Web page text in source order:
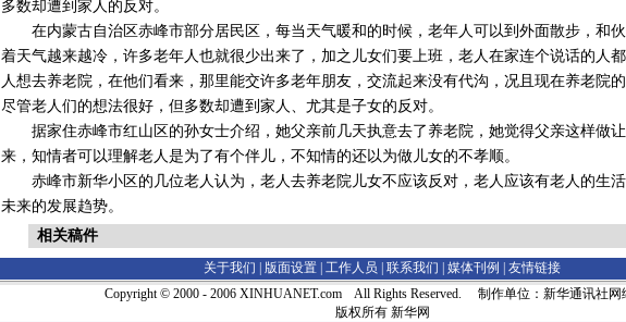
多数却遭到家人的反对。
在内蒙古自治区赤峰市部分居民区，每当天气暖和的时候，老年人可以到外面散步，和
着天气越来越冷，许多老年人也就很少出来了，加之儿女们要上班，老人在家连个说话的人
人想去养老院，在他们看来，那里能交许多老年朋友，交流起来没有代沟，况且现在养老院的
尽管老人们的想法很好，但多数却遭到家人、尤其是子女的反对。
据家住赤峰市红山区的孙女士介绍，她父亲前几天执意去了养老院，她觉得父亲这样做
来，知情者可以理解老人是为了有个伴儿，不知情的还以为做儿女的不孝顺。
赤峰市新华小区的几位老人认为，老人去养老院儿女不应该反对，老人应该有老人的生
未来的发展趋势。
相关稿件
关于我们 | 版面设置 工作人员 联系我们 媒体刊例
友情链接
Copyright © 2000 - 2006 XINHUANET.com All Rights Reserved. 制作单位：新华通讯社网
版权所有 新华网